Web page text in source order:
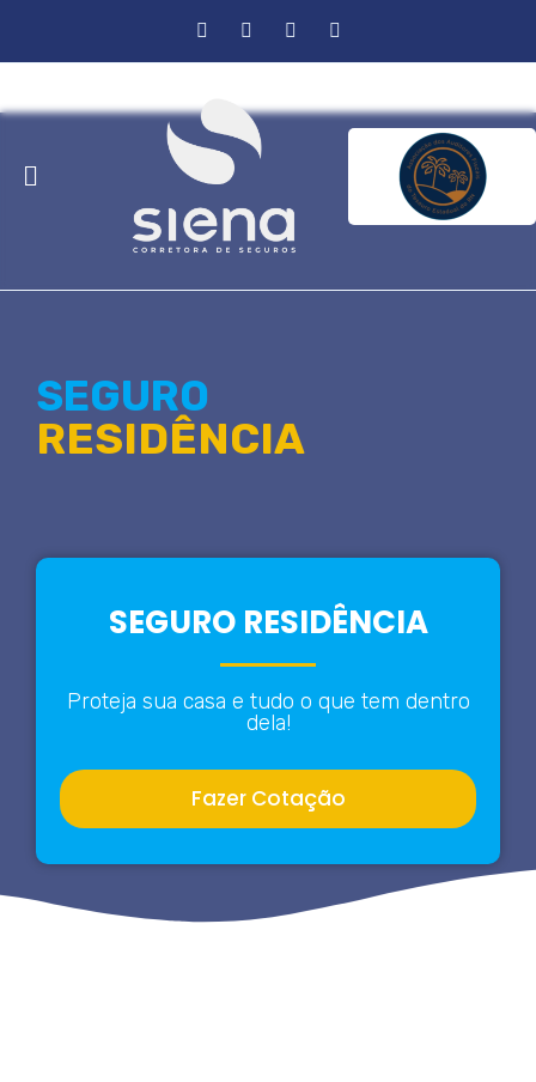
SEGURO
RESIDÊNCIA
SEGURO RESIDÊNCIA
Proteja sua casa e tudo o que tem dentro
dela!
Fazer Cotação